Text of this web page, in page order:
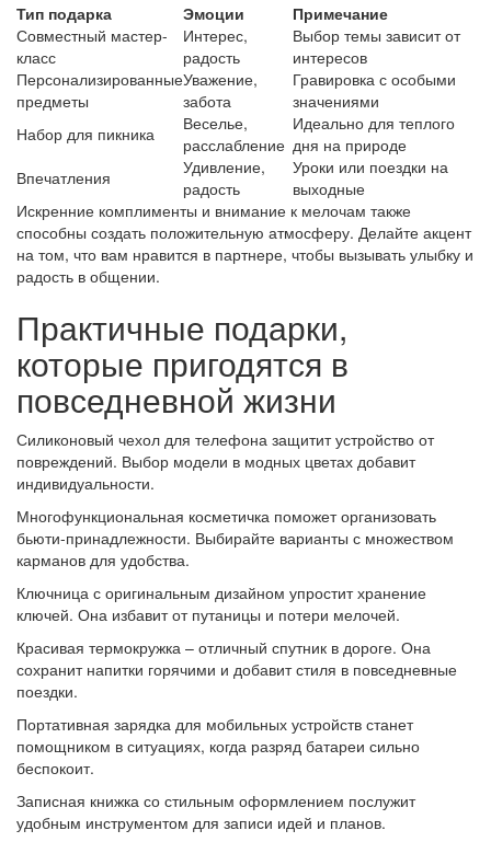
Тип подарка
Эмоции
Примечание
Совместный мастер-
класс
Интерес,
радость
Выбор темы зависит от
интересов
Персонализированные
предметы
Уважение,
забота
Гравировка с особыми
значениями
Набор для пикника
Веселье,
расслабление
Идеально для теплого
дня на природе
Впечатления
Удивление,
радость
Уроки или поездки на
выходные
Искренние комплименты и внимание к мелочам также
способны создать положительную атмосферу. Делайте акцент
на том, что вам нравится в партнере, чтобы вызывать улыбку и
радость в общении.
Практичные подарки,
которые пригодятся в
повседневной жизни
Силиконовый чехол для телефона защитит устройство от
повреждений. Выбор модели в модных цветах добавит
индивидуальности.
Многофункциональная косметичка поможет организовать
бьюти-принадлежности. Выбирайте варианты с множеством
карманов для удобства.
Ключница с оригинальным дизайном упростит хранение
ключей. Она избавит от путаницы и потери мелочей.
Красивая термокружка – отличный спутник в дороге. Она
сохранит напитки горячими и добавит стиля в повседневные
поездки.
Портативная зарядка для мобильных устройств станет
помощником в ситуациях, когда разряд батареи сильно
беспокоит.
Записная книжка со стильным оформлением послужит
удобным инструментом для записи идей и планов.